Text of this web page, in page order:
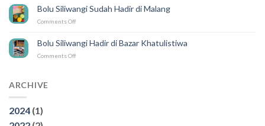
Wisata
Air
Terjun
Bogor,
Wajib
di
Bolu Siliwangi Sudah Hadir di Malang
Comments Offon
Siliwangi
Sudah
Hadir
Bolu Siliwangi Hadir di Bazar Khatulistiwa
Comments Offon
ARCHIVE
2024 (1)